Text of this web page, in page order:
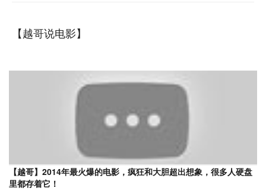
【越哥说电影】
【越哥】2014年最火爆的电影，疯狂和大胆超出想象，很多人硬盘
里都存着它！